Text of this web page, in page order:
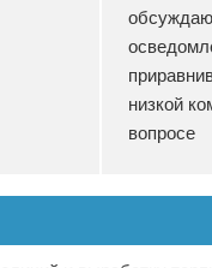
низкой
вопросе